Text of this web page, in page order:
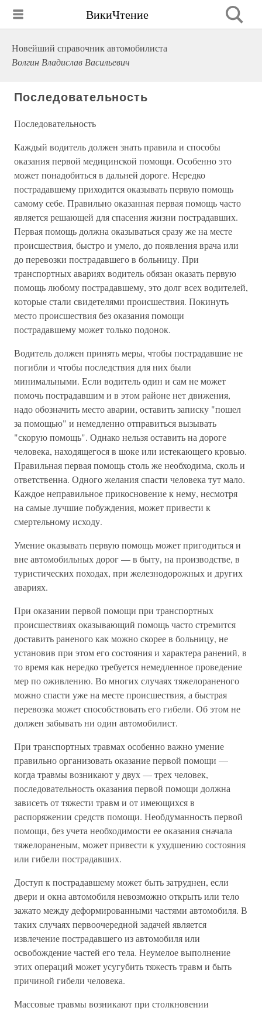
ВикиЧтение
Новейший справочник автомобилиста
Волгин Владислав Васильевич
Последовательность
Последовательность
Каждый водитель должен знать правила и способы
оказания первой медицинской помощи. Особенно это
может понадобиться в дальней дороге. Нередко
пострадавшему приходится оказывать первую помощь
самому себе. Правильно оказанная первая помощь часто
является решающей для спасения жизни пострадавших.
Первая помощь должна оказываться сразу же на месте
происшествия, быстро и умело, до появления врача или
до перевозки пострадавшего в больницу. При
транспортных авариях водитель обязан оказать первую
помощь любому пострадавшему, это долг всех водителей,
которые стали свидетелями происшествия. Покинуть
место происшествия без оказания помощи
пострадавшему может только подонок.
Водитель должен принять меры, чтобы пострадавшие не
погибли и чтобы последствия для них были
минимальными. Если водитель один и сам не может
помочь пострадавшим и в этом районе нет движения,
надо обозначить место аварии, оставить записку "пошел
за помощью" и немедленно отправиться вызывать
"скорую помощь". Однако нельзя оставить на дороге
человека, находящегося в шоке или истекающего кровью.
Правильная первая помощь столь же необходима, сколь и
ответственна. Одного желания спасти человека тут мало.
Каждое неправильное прикосновение к нему, несмотря
на самые лучшие побуждения, может привести к
смертельному исходу.
Умение оказывать первую помощь может пригодиться и
вне автомобильных дорог — в быту, на производстве, в
туристических походах, при железнодорожных и других
авариях.
При оказании первой помощи при транспортных
происшествиях оказывающий помощь часто стремится
доставить раненого как можно скорее в больницу, не
установив при этом его состояния и характера ранений, в
то время как нередко требуется немедленное проведение
мер по оживлению. Во многих случаях тяжелораненого
можно спасти уже на месте происшествия, а быстрая
перевозка может способствовать его гибели. Об этом не
должен забывать ни один автомобилист.
При транспортных травмах особенно важно умение
правильно организовать оказание первой помощи —
когда травмы возникают у двух — трех человек,
последовательность оказания первой помощи должна
зависеть от тяжести травм и от имеющихся в
распоряжении средств помощи. Необдуманность первой
помощи, без учета необходимости ее оказания сначала
тяжелораненым, может привести к ухудшению состояния
или гибели пострадавших.
Доступ к пострадавшему может быть затруднен, если
двери и окна автомобиля невозможно открыть или тело
зажато между деформированными частями автомобиля. В
таких случаях первоочередной задачей является
извлечение пострадавшего из автомобиля или
освобождение частей его тела. Неумелое выполнение
этих операций может усугубить тяжесть травм и быть
причиной гибели человека.
Массовые травмы возникают при столкновении